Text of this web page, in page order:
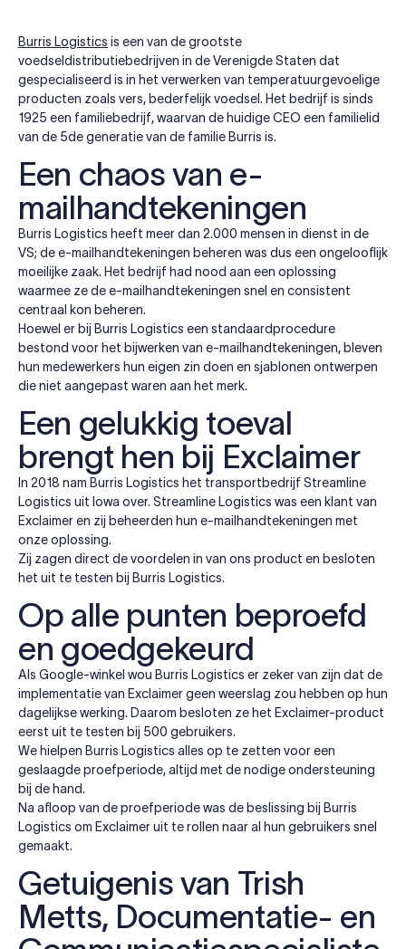
Burris Logistics is een van de grootste
voedseldistributiebedrijven in de Verenigde Staten dat
gespecialiseerd is in het verwerken van temperatuurgevoelige
producten zoals vers, bederfelijk voedsel. Het bedrijf is sinds
1925 een familiebedrijf, waarvan de huidige CEO een familielid
van de 5de generatie van de familie Burris is.
Een chaos van e-
mailhandtekeningen
Burris Logistics heeft meer dan 2.000 mensen in dienst in de
VS; de e-mailhandtekeningen beheren was dus een ongelooflijk
moeilijke zaak. Het bedrijf had nood aan een oplossing
waarmee ze de e-mailhandtekeningen snel en consistent
centraal kon beheren.
Hoewel er bij Burris Logistics een standaardprocedure
bestond voor het bijwerken van e-mailhandtekeningen, bleven
hun medewerkers hun eigen zin doen en sjablonen ontwerpen
die niet aangepast waren aan het merk.
Een gelukkig toeval
brengt hen bij Exclaimer
In 2018 nam Burris Logistics het transportbedrijf Streamline
Logistics uit Iowa over. Streamline Logistics was een klant van
Exclaimer en zij beheerden hun e-mailhandtekeningen met
onze oplossing.
Zij zagen direct de voordelen in van ons product en besloten
het uit te testen bij Burris Logistics.
Op alle punten beproefd
en goedgekeurd
Als Google-winkel wou Burris Logistics er zeker van zijn dat de
implementatie van Exclaimer geen weerslag zou hebben op hun
dagelijkse werking. Daarom besloten ze het Exclaimer-product
eerst uit te testen bij 500 gebruikers.
We hielpen Burris Logistics alles op te zetten voor een
geslaagde proefperiode, altijd met de nodige ondersteuning
bij de hand.
Na afloop van de proefperiode was de beslissing bij Burris
Logistics om Exclaimer uit te rollen naar al hun gebruikers snel
gemaakt.
Getuigenis van Trish
Metts, Documentatie- en